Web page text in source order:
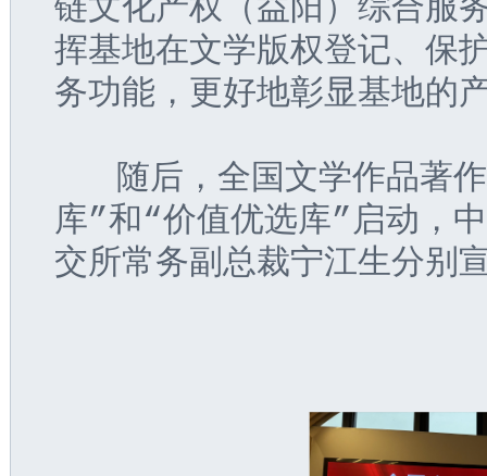
链文化产权（益阳）综合服
挥基地在文学版权登记、保
务功能，更好地彰显基地的
随后，全国文学作品著作
库”和“价值优选库”启动，
交所常务副总裁宁江生分别